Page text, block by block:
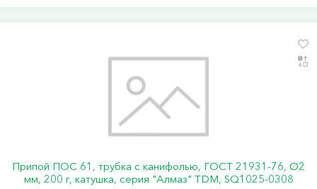
Припой ПОС 61, трубка с канифолью, ГОСТ 21931-76, Ø2
мм, 200 г, катушка, серия "Алмаз" TDM, SQ1025-0308